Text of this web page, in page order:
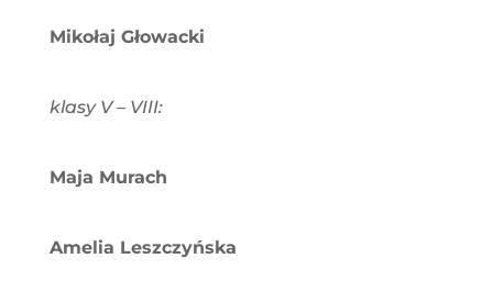
Mikołaj Głowacki
klasy V – VIII:
Maja Murach
Amelia Leszczyńska